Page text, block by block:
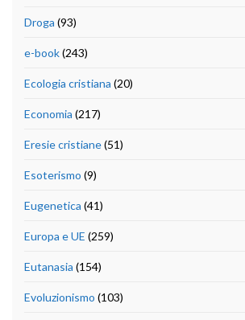
Droga (93)
e-book(243)
Ecologia cristiana (20)
Economia (217)
Eresie cristiane(51)
Esoterismo (9)
Eugenetica (41)
Europa e UE (259)
Eutanasia (154)
Evoluzionismo (103)